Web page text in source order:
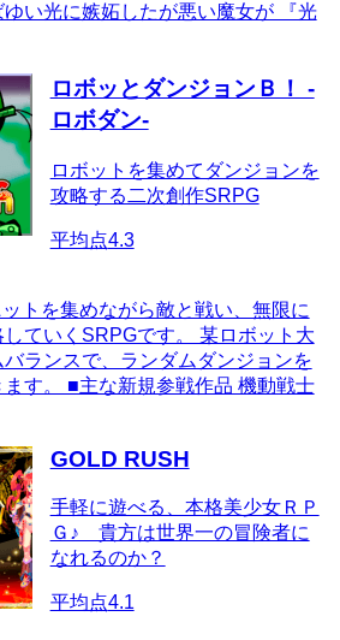
い光に嫉妬したが悪い魔女が 『光
ロボッとダンジョンＢ！ -
ロボダン-
ロボットを集めてダンジョンを
攻略する二次創作SRPG
平均点4.3
トを集めながら敵と戦い、無限に
ていくSRPGです。 某ロボット大
ランスで、ランダムダンジョンを
す。 ■主な新規参戦作品 機動戦士
GOLD RUSH
手軽に遊べる、本格美少女ＲＰ
Ｇ♪ 貴方は世界一の冒険者に
なれるのか？
平均点4.1